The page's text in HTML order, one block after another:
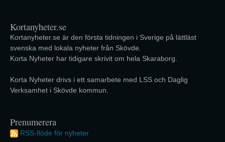
Kortanyheter.se
Kortanyheter.se är den första tidningen i Sverige på lättläst
svenska med lokala nyheter från Skövde.
Korta Nyheter har tidigare skrivit om hela Skaraborg.
Korta Nyheter drivs i ett samarbete med LSS och Daglig
Verksamhet i Skövde kommun.
Prenumerera
RSS-flöde för nyheter